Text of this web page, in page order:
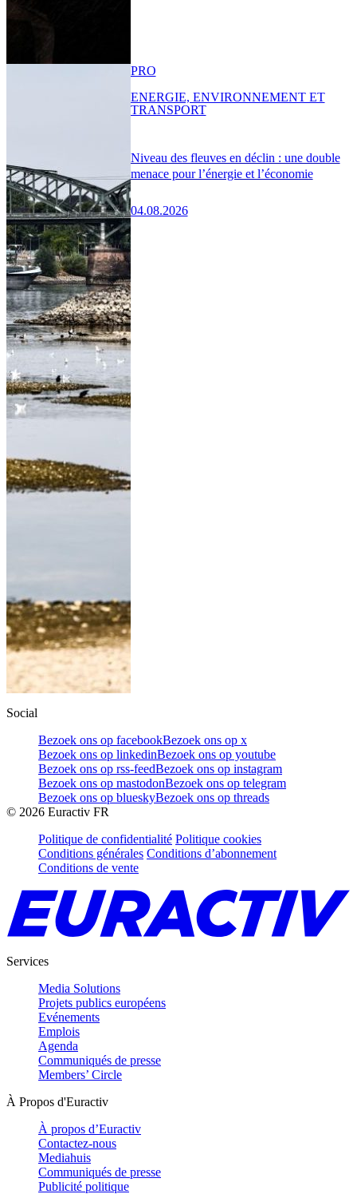
Niveau des fleuves en déclin : une double
menace pour l’énergie et l’économie
04.08.2026
PRO
ENERGIE, ENVIRONNEMENT ET
TRANSPORT
Social
Bezoek ons op facebookBezoek ons op x
Bezoek ons op linkedinBezoek ons op youtube
Bezoek ons op rss-feedBezoek ons op instagram
Bezoek ons op mastodonBezoek ons op telegram
Bezoek ons op blueskyBezoek ons op threads
© 2026 Euractiv FR
Politique de confidentialité Politique cookies
Conditions générales Conditions d’abonnement
Conditions de vente
Services
Media Solutions
Projets publics européens
Evénements
Emplois
Agenda
Communiqués de presse
Members’ Circle
À Propos d'Euractiv
À propos d’Euractiv
Contactez-nous
Mediahuis
Communiqués de presse
Publicité politique